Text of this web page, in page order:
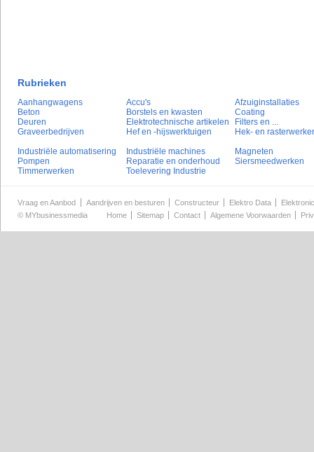
Rubrieken
Aanhangwagens Accu's
Afzuiginstallaties
Beton
Borstels en kwasten
Coating
Deuren
Elektrotechnische artikelen
Filters en ...
Graveerbedrijven
Hef en -hijswerktuigen
Hek- en
Industriële automatisering
Industriële machines
Magneten
Pompen
Reparatie en onderhoud
Siersmeedwerken
Timmerwerken
Toelevering Industrie
Vraag en Aanbod Aandrijven en besturen Constructeur Elektro Data
© MYbusinessmedia Home Sitemap Contact Algemene Voorwaarden